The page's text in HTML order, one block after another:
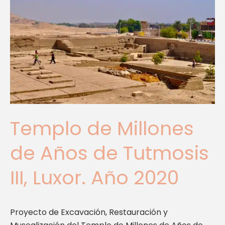
Templo de Millones
de Años de Tutmosis
III, Luxor. Año 2020
Proyecto de Excavación, Restauración y
de
Años
de
Tutmosis
III,
Luxor.
Año
2020